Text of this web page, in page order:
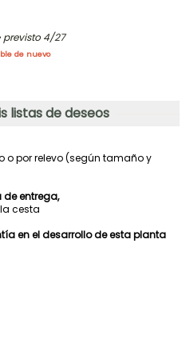
previsto 4/27
de nuevo
listas de deseos
o por relevo (según tamaño y
entrega,
cesta
en el desarrollo de esta planta